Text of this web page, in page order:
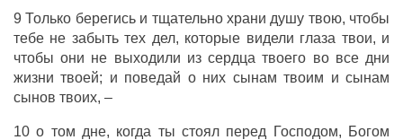
9 Только берегись и тщательно храни душу твою, чтобы
тебе не забыть тех дел, которые видели глаза твои, и
чтобы они не выходили из сердца твоего во все дни
жизни твоей; и поведай о них сынам твоим и сынам
сынов твоих, –
10 о том дне, когда ты стоял перед Господом, Богом